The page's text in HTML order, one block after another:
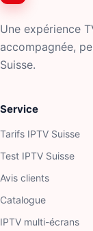
Une expérience
accompagnée,
Suisse.
Service
Tarifs IPTV Suisse
Test IPTV Suisse
Avis clients
Catalogue
IPTV multi-écrans